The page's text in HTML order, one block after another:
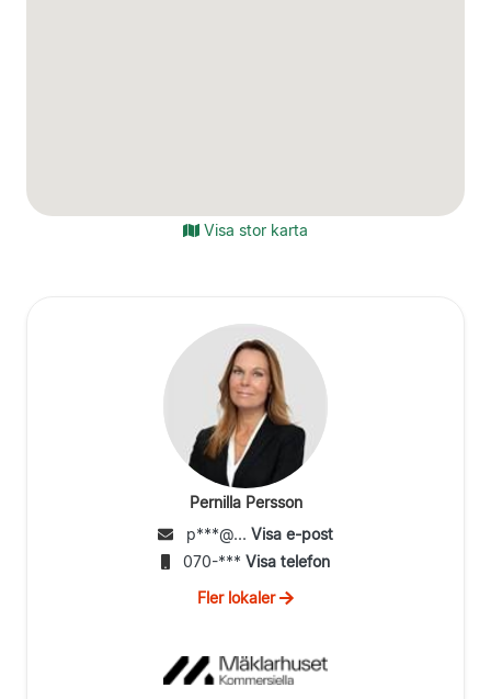
Visa stor karta
Pernilla Persson
p***@... Visa e-post
070-*** Visa telefon
Fler lokaler